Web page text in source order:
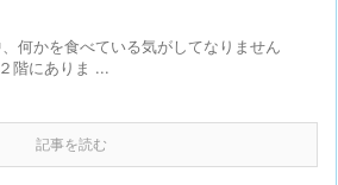
何かを食べている気がしてなりません
階にありま ...
記事を読む